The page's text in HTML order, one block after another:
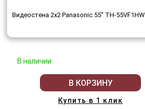
Видеостена 2x2 Panasonic 55" TH-55VF1HW
В наличии
В КОРЗИНУ
Купить в 1 клик